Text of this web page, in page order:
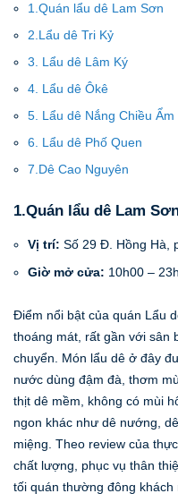
1.Quán lẩu dê Lam Sơn
2.Lẩu dê Tri Kỷ
3. Lẩu dê Lâm Ký
4. Lẩu dê Ôkê
5. Lẩu dê Nắng Chiều
6. Lẩu dê Phố Quen
7.Dê Cao Nguyên
1.Quán lẩu dê Lam
Vị trí: Số 29 Đ. Hồng Hà,
Giờ mở cửa: 10h00 –
Điểm nổi bật của quán Lẩu
thoáng mát, rất gần với sân
chuyển. Món lẩu dê ở đây
nước dùng đậm đà, thơm
thịt dê mềm, không có mùi
ngon khác như dê nướng,
miệng. Theo review của
chất lượng, phục vụ thân
tối quán thường đông